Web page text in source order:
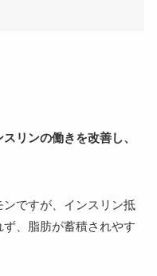
スリンの働きを改善し、
ですが、インスリン抵
、脂肪が蓄積されやす